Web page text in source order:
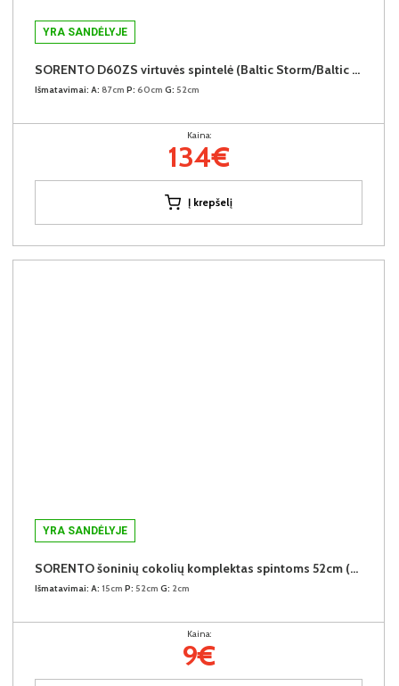
YRA SANDĖLYJE
SORENTO D60ZS virtuvės spintelė (Baltic Storm/Baltic Storm)
Išmatavimai: A: 87cm P: 60cm G: 52cm
Kaina:
134€
Į krepšelį
YRA SANDĖLYJE
SORENTO šoninių cokolių komplektas spintoms 52cm (2vnt.) (Baltic Storm)
Išmatavimai: A: 15cm P: 52cm G: 2cm
Kaina:
9€